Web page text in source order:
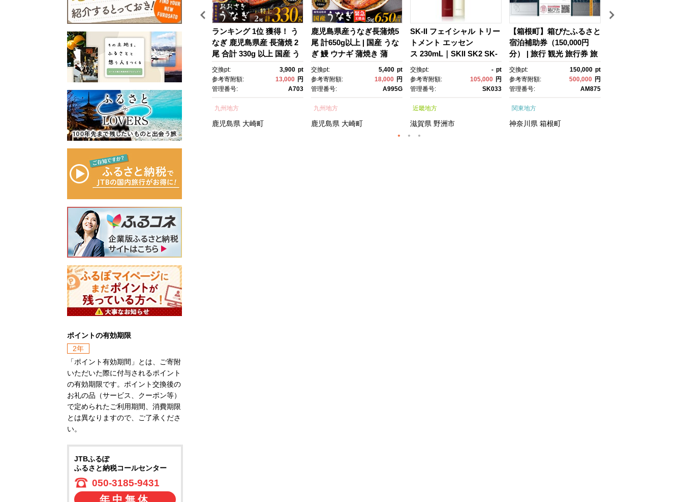
な魅力ある農産物が生み出
されています。
ン」の作者である青山剛昌
氏の出身地であり、駅構内
に「名探偵コナン」の装飾
が施されたコナン駅（JR由
良駅）や青山氏の思い出の
所蔵物や作品が展示された
青山剛昌ふるさと館をはじ
め、駅から青山剛昌ふるさ
と館までの約1.4kmを「コナ
ン通り」と名付け、キャラ
クターのブロンズ像やカラ
ーオブジェが点在するなど
「名探偵コナンに会えるま
ち」づくりを進めていま
町を応援していただけるみ
なさまと一緒に持続可能な
まちづくりを進めていきま
す。
みなさまの応援をよろしく
びわ湖マラソン 2027 【滋
賀県外寄附者専用】ふるさ
と納税ランナー枠
-
50,000
円
DX005
【京セラ】クレサンベール
〈エメラルド・天然ダイヤ
モンド〉リング【プラチ
ナ/ペアシェイプ/7月誕生
石】
交換pt:
参考寄附額:
1,000,000
管理番号:
B-EU112
近畿地方
京都府 京都市
ランキング 1位 獲得！ う
なぎ 鹿児島県産 長蒲焼 2
尾 合計 330g 以上 国産 う
なぎ 鰻 ウナギ 蒲焼き 蒲
焼 かばやき 魚 魚介 魚
貝 海鮮 うな重 ひつまぶ
気 おすすめ 鹿児島県 大崎
町 大隅半島 A703
交換pt: 3,900 pt
参考寄附額:
13,000 円
管理番号:
A703
九州地方
鹿児島県 大崎町
鹿児島県産うなぎ長蒲焼5
尾 計650g以上 | 国産 うな
ぎ 鰻 ウナギ 蒲焼き 蒲
焼 かばやき unagi うなぎ
蒲焼 土用丑の日 土用の丑
の日 丑の日 魚 魚介 魚
り ギフト 人気 おすす
め 鹿児島県 大崎町 大隅半
交換pt: 5,400 pt
参考寄附額:
18,000 円
管理番号:
A995G
九州地方
鹿児島県 大崎町
SK-II フェイシャル トリー
トメント エッセン
ス 230mL｜SKII SK2 SK-
2 SK エスケーツー エスケ
ーツ エスケｰ ピテラ スキ
ンケア 化粧品 ｺｽﾒ フェイ
センス フェイシャルトリ
ートメント トリートメン
交換pt: - pt
参考寄附額:
105,000 円
管理番号:
SK033
近畿地方
滋賀県 野洲市
【箱根町】箱ぴたふるさと
宿泊補助券（150,000円
分） | 旅行 観光 旅行券 旅
行クーポン クーポン 箱根
町ふるさと納税 神奈川県
ふるさと納税 神奈川県 箱
交換pt: 150,000 pt
参考寄附額:
500,000 円
管理番号:
AM875
関東地方
神奈川県 箱根町
ポイントの有効期限
2年
「ポイント有効期間」とは、ご寄附
いただいた際に付与されるポイント
の有効期限です。ポイント交換後の
お礼の品（サービス、クーポン等）
で定められたご利用期間、消費期限
とは異なりますので、ご了承くださ
い。
JTBふるぽ
ふるさと納税コールセンター
050-3185-9431
年中無休